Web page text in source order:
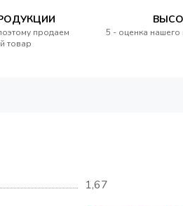
продаем
товар
5 - оценка нашего
1,67